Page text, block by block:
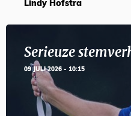
Lindy Hofstra
Serieuze
09 JULI 2026 - 10:15